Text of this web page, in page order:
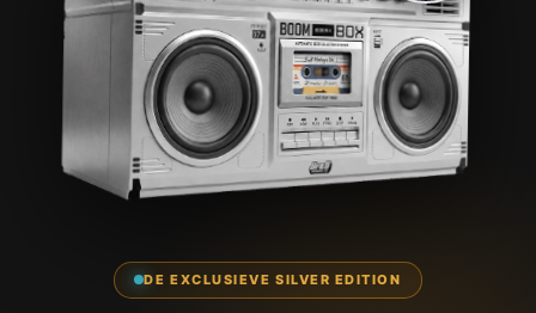
DE EXCLUSIEVE SILVER EDITION